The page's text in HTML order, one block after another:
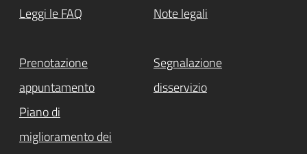
Leggi le FAQ Note legali
Prenotazione
appuntamento
Segnalazione
disservizio
Piano di
miglioramento dei